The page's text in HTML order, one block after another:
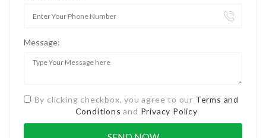
Message:
By clicking checkbox, you agree to our Terms and
Conditions and Privacy Policy